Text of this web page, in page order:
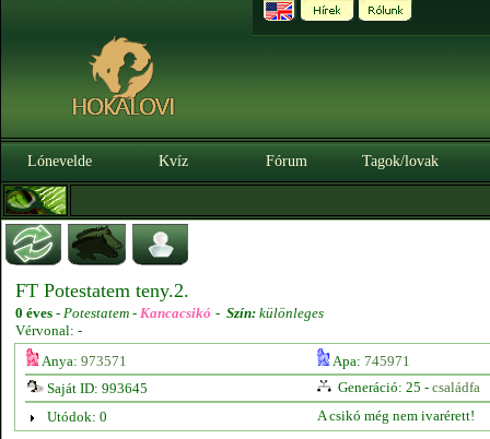
Lónevelde Kvíz Fórum Tagok/lovak
FT Potestatem teny.2.
0 éves - Potestatem - Kancacsikó - Szín: különleges
Vérvonal: -
Anya: 973571 Apa: 745971
Saját ID: 993645
Generáció: 25 - családfa
Utódok: 0
A csikó még nem ivarérett!